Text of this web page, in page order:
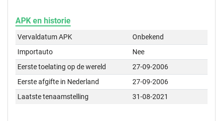
APK en historie
Vervaldatum APK
Onbekend
Importauto
Nee
Eerste toelating op de wereld
27-09-2006
Eerste afgifte in Nederland
27-09-2006
Laatste tenaamstelling
31-08-2021